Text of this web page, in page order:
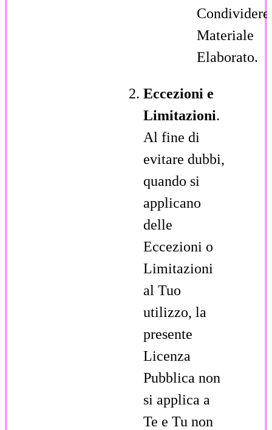
Materiale
Elaborato.
Eccezioni e
Limitazioni.
Al fine di
evitare dubbi,
quando si
applicano
delle
Eccezioni o
Limitazioni
al Tuo
utilizzo, la
presente
Licenza
Pubblica non
si applica a
Te e Tu non